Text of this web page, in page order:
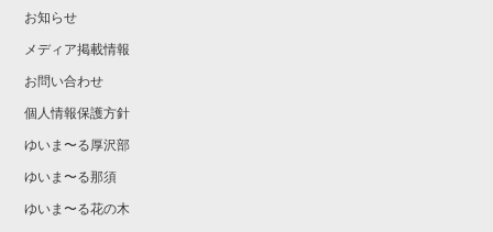
お知らせ
メディア掲載情報
お問い合わせ
個人情報保護方針
ゆいま〜る厚沢部
ゆいま〜る那須
ゆいま〜る花の木